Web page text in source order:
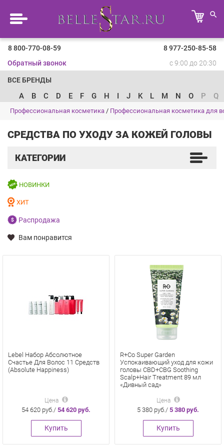
8 800-770-08-59
8 977-250-85-58
Обратный звонок
с 9:00 до 20:30
ВСЕ БРЕНДЫ
A B C D E F G H I J K L M N O P Q
Профессиональная косметика / Профессиональная косметика для
СРЕДСТВА ПО УХОДУ ЗА КОЖЕЙ ГОЛОВЫ
КАТЕГОРИИ
НОВИНКИ
ХИТ
Распродажа
Вам понравится
Lebel Набор Абсолютное
Счастье Для Волос 11 Средств
(Absolute Happiness)
Цена
54 620 руб./ 54 620 руб.
Купить
R+Co Super Garden
Успокаивающий уход для кожи
головы CBD+CBG Soothing
Scalp+Hair Treatment 89 мл
«Дивный сад»
Цена
5 380 руб./ 5 380 руб.
Купить